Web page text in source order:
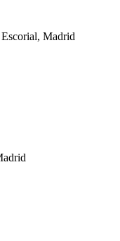
Madrid